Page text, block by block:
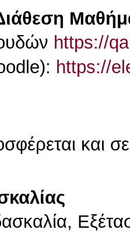
https://
https://
και